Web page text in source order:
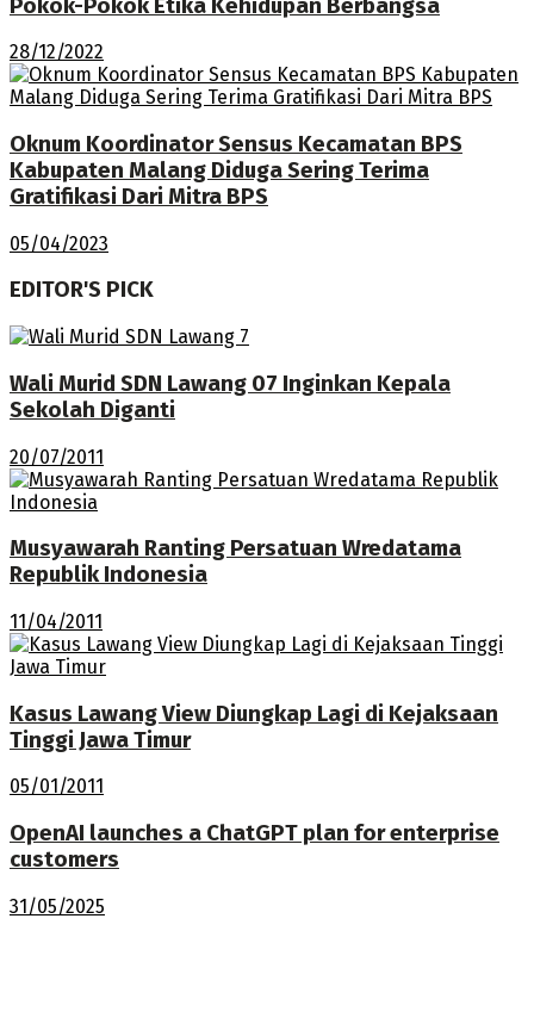
Pokok-Pokok Etika Kehidupan Berbangsa
28/12/2022
Oknum Koordinator Sensus Kecamatan BPS
Kabupaten Malang Diduga Sering Terima
Gratifikasi Dari Mitra BPS
05/04/2023
EDITOR'S PICK
Wali Murid SDN Lawang 07 Inginkan Kepala
Sekolah Diganti
20/07/2011
Musyawarah Ranting Persatuan Wredatama
Republik Indonesia
11/04/2011
Kasus Lawang View Diungkap Lagi di Kejaksaan
Tinggi Jawa Timur
05/01/2011
OpenAI launches a ChatGPT plan for enterprise
customers
31/05/2025